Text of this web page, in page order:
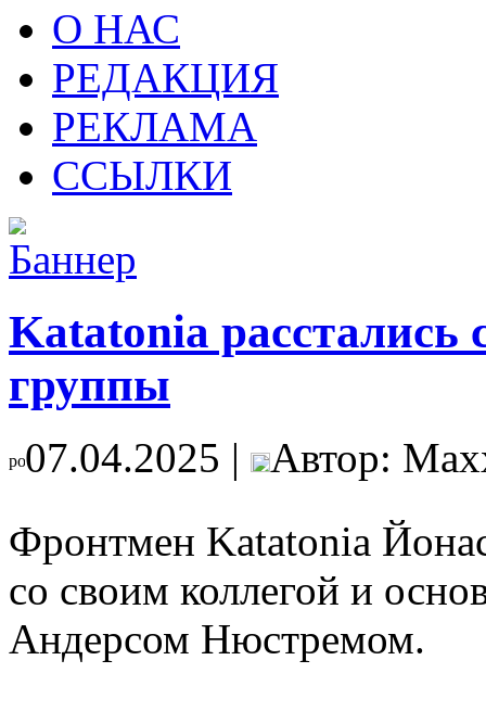
О НАС
РЕДАКЦИЯ
РЕКЛАМА
ССЫЛКИ
Katatonia расстались
группы
07.04.2025 |
Автор:
Фронтмен Katatonia
со своим коллегой и
Андерсом Нюстремом.